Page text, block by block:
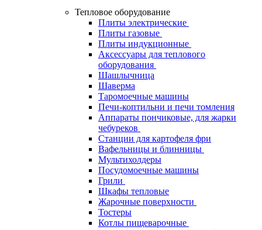
Тепловое оборудование
Плиты электрические
Плиты газовые
Плиты индукционные
Аксессуары для теплового
оборудования
Шашлычница
Шаверма
Таромоечные машины
Печи-коптильни и печи томления
Аппараты пончиковые, для жарки
чебуреков
Станции для картофеля фри
Вафельницы и блинницы
Мультихолдеры
Посудомоечные машины
Грили
Шкафы тепловые
Жарочные поверхности
Тостеры
Котлы пищеварочные